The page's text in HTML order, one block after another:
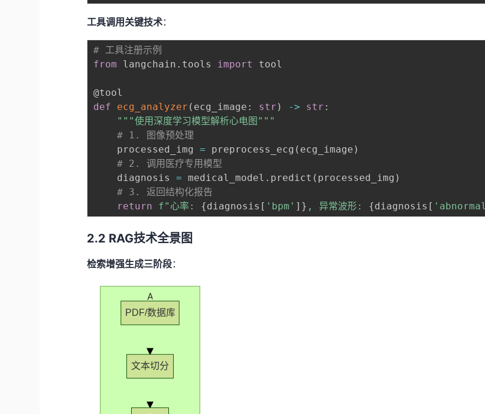
工具调用关键技术：
# 工具注册示例
from langchain . tools import tool
@tool
def
ecg_analyzer ( ecg_image : str ) -> str :
"""使用深度学习模型解析心电图"""
# 1. 图像预处理
    processed_img
= preprocess_ecg ( ecg_image )
# 2. 调用医疗专用模型
    diagnosis
= medical_model . predict ( processed_img )
# 3. 返回结构化报告
return
f"心率: {diagnosis [ 'bpm' ] } , 异常波形: {diagnosis [
2.2 RAG技术全景图
检索增强生成三阶段：
A
文本切分
PDF/数据库